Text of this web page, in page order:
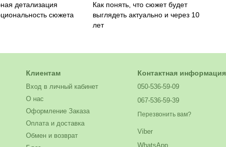
детализация
сюжета
Как понять, что сюжет будет
выглядеть актуально и через 10
лет
Клиентам
Вход в личный кабинет
О нас
Оформление Заказа
Оплата и доставка
Обмен и возврат
Контактная информация
050-536-59-09
067-536-59-39
Перезвонить вам?
Viber
WhatsApp